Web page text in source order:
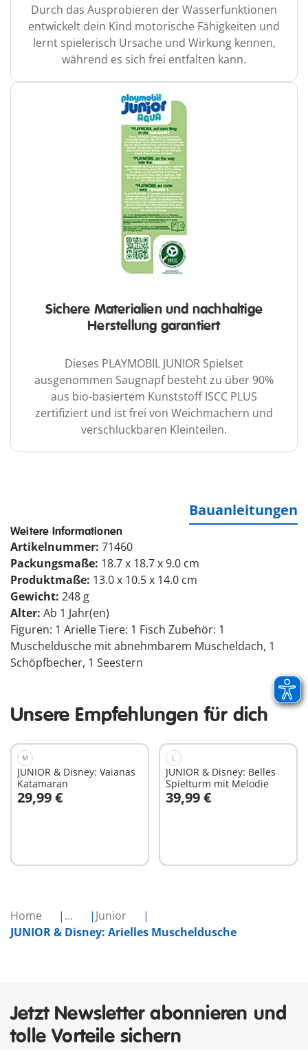
Home ...
Junior
JUNIOR & Disney: Arielles Muscheldusche
Durch das Ausprobieren der Wasserfunktionen
entwickelt dein Kind motorische Fähigkeiten und
lernt spielerisch Ursache und Wirkung kennen,
während es sich frei entfalten kann.
Sichere Materialien und nachhaltige
Herstellung garantiert
Dieses PLAYMOBIL JUNIOR Spielset
ausgenommen Saugnapf besteht zu über 90%
aus bio-basiertem Kunststoff ISCC PLUS
zertifiziert und ist frei von Weichmachern und
verschluckbaren Kleinteilen.
Bauanleitungen
Weitere Informationen
Artikelnummer: 71460
Packungsmaße: 18.7 x 18.7 x 9.0 cm
Produktmaße: 13.0 x 10.5 x 14.0 cm
Gewicht: 248 g
Alter: Ab 1 Jahr(en)
Figuren: 1 Arielle Tiere: 1 Fisch Zubehör: 1
Muscheldusche mit abnehmbarem Muscheldach, 1
Schöpfbecher, 1 Seestern
Unsere Empfehlungen für dich
M
JUNIOR & Disney: Vaianas
Katamaran
29,99 €
In den Warenkorb
L
JUNIOR & Disney: Belles
Spielturm mit Melodie
39,99 €
In den Warenkorb
Jetzt Newsletter abonnieren und
tolle Vorteile sichern